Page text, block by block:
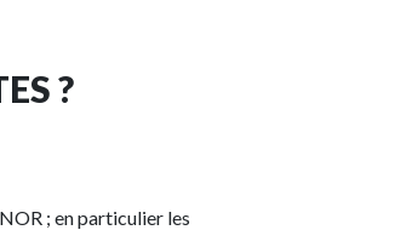
?
; en particulier les